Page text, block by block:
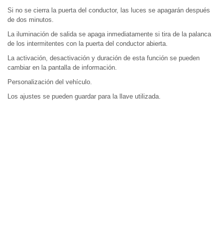
Si no se cierra la puerta del conductor, las luces se apagarán después
de dos minutos.
La iluminación de salida se apaga inmediatamente si tira de la palanca
de los intermitentes con la puerta del conductor abierta.
La activación, desactivación y duración de esta función se pueden
cambiar en la pantalla de información.
Personalización del vehículo.
Los ajustes se pueden guardar para la llave utilizada.